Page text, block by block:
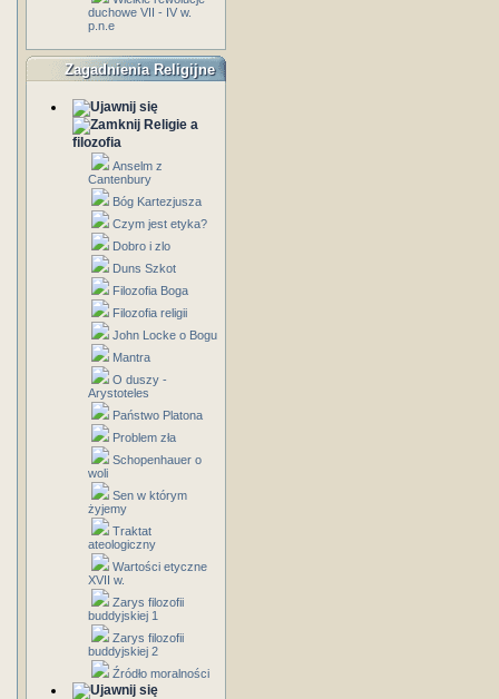
duchowe VII - IV w.
p.n.e
Zagadnienia Religijne
Religie a
filozofia
Anselm z
Cantenbury
Bóg Kartezjusza
Czym jest etyka?
Dobro i zlo
Duns Szkot
Filozofia Boga
Filozofia religii
John Locke o Bogu
Mantra
O duszy -
Arystoteles
Państwo Platona
Problem zła
Schopenhauer o
woli
Sen w którym
żyjemy
Traktat
ateologiczny
Wartości etyczne
XVII w.
Zarys filozofii
buddyjskiej 1
Zarys filozofii
buddyjskiej 2
Źródło moralności